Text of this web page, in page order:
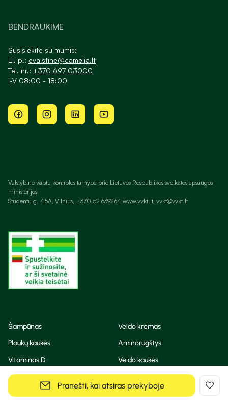
Pranešti, kai atsiras prekyboje
BENDRAUKIME
Susisiekite su mumis:
El. p.: evaistine@camelia.lt
Tel. nr.: +370 697 03000
I-V 08:00 - 18:00
Valstybinė vaistų kontrolės tarnyba prie Lietuvos Respublikos sveikatos apsaugos
ministerijos
Studentų g. 45A, Vilnius, +370 52 639264 www.vvkt.lt, vvkt@vvkt.lt
Šampūnas
Veido kremas
Plaukų kaukės
Aminorūgštys
Vitaminas D
Veido kaukės
Korėjietiška kosmetika
Eteriniai aliejai
Dezodorantas
BB ir CC kremas